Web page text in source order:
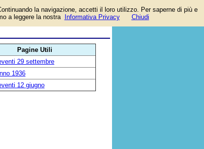
Pagine Utili
29 settembre
1936
12 giugno
la navigazione, accetti il loro utilizzo. Per saperne di più e
a leggere la nostra
Informativa Privacy Chiudi